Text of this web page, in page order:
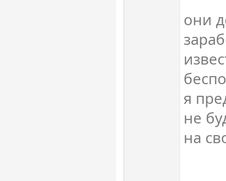
они
я
не
на